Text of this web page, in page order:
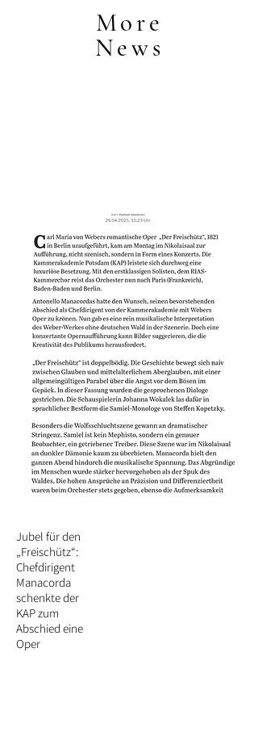
More
News
Jubel für den
„Freischütz“:
Chefdirigent
Manacorda
schenkte der
KAP zum
Abschied eine
Oper